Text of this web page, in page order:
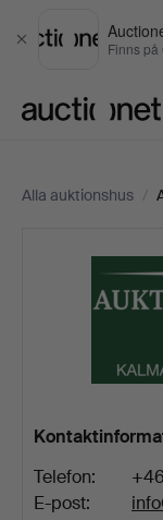
Stäng Finns
Alla auktionshus /
Sydost
Kalmar
Telefon:
E-post: